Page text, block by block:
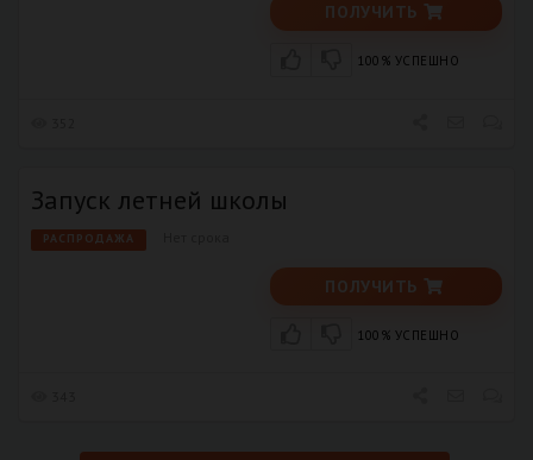
ПОЛУЧИТЬ
100% УСПЕШНО
Запуск летней школы
РАСПРОДАЖА
ПОЛУЧИТЬ
100% УСПЕШНО